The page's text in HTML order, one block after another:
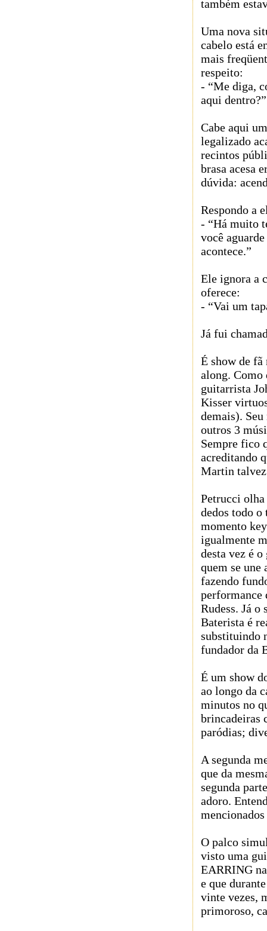
também
Uma nova
cabelo está
mais
respeito:
- “Me diga,
aqui dentro?”
Cabe aqui
legalizado
recintos
brasa acesa
dúvida:
Respondo a
- “Há muito
você
acontece.”
Ele ignora a
oferece:
- “Vai um
Já fui
É show de
along. Como
guitarrista
Kisser
demais).
outros 3
Sempre fico
acreditando
Martin
Petrucci
dedos todo o
momento
igualmente
desta vez é
quem se une
fazendo
performance
Rudess. Já o
Baterista é
substituindo
fundador da
É um show
ao longo da
minutos no
brincadeiras
paródias;
A segunda
que da
segunda
adoro.
O palco
visto uma
EARRING
e que
vinte vezes,
primoroso,